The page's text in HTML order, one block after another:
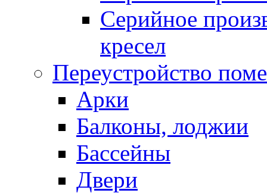
Серийное
кресел
Переустройство
Арки
Балконы, лоджии
Бассейны
Двери